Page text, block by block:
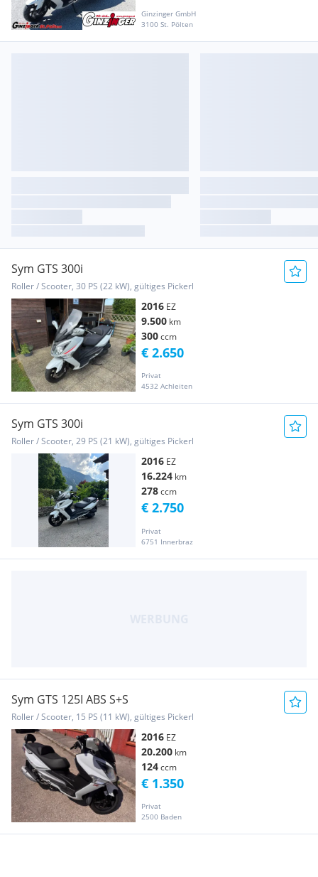
Ginzinger GmbH
3100 St. Pölten
Sym GTS 300i
Roller / Scooter, 30 PS (22 kW), gültiges Pickerl
2016 EZ
9.500 km
300ccm
Privat
4532 Achleiten
€ 2.650
Sym GTS 300i
Roller / Scooter, 29 PS (21 kW), gültiges Pickerl
2016 EZ
16.224 km
278ccm
Privat
6751 Innerbraz
€ 2.750
Sym GTS 125I ABS S+S
Roller / Scooter, 15 PS (11 kW), gültiges Pickerl
2016 EZ
20.200 km
124ccm
Privat
2500 Baden
€ 1.350